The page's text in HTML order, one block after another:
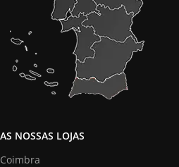
AS NOSSAS LOJAS
Coimbra